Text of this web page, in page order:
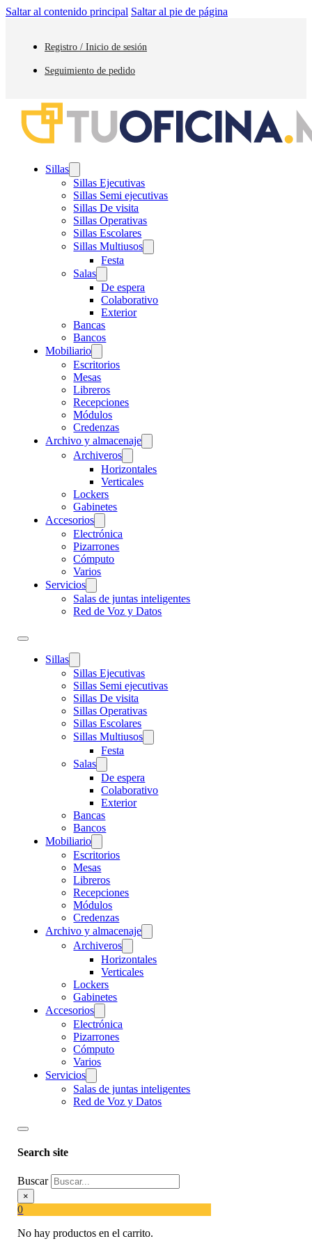
Saltar al contenido principal Saltar al pie de página
Registro / Inicio de sesión
Seguimiento de pedido
Sillas
Sillas Ejecutivas
Sillas Semi ejecutivas
Sillas De visita
Sillas Operativas
Sillas Escolares
Sillas Multiusos
Festa
Salas
De espera
Colaborativo
Exterior
Bancas
Bancos
Mobiliario
Escritorios
Mesas
Libreros
Recepciones
Módulos
Credenzas
Archivo y almacenaje
Archiveros
Horizontales
Verticales
Lockers
Gabinetes
Accesorios
Electrónica
Pizarrones
Cómputo
Varios
Servicios
Salas de juntas inteligentes
Red de Voz y Datos
Sillas
Sillas Ejecutivas
Sillas Semi ejecutivas
Sillas De visita
Sillas Operativas
Sillas Escolares
Sillas Multiusos
Festa
Salas
De espera
Colaborativo
Exterior
Bancas
Bancos
Mobiliario
Escritorios
Mesas
Libreros
Recepciones
Módulos
Credenzas
Archivo y almacenaje
Archiveros
Horizontales
Verticales
Lockers
Gabinetes
Accesorios
Electrónica
Pizarrones
Cómputo
Varios
Servicios
Salas de juntas inteligentes
Red de Voz y Datos
Search site
Buscar
×
0
No hay productos en el carrito.